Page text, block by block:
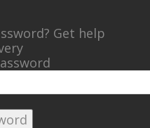
Get help